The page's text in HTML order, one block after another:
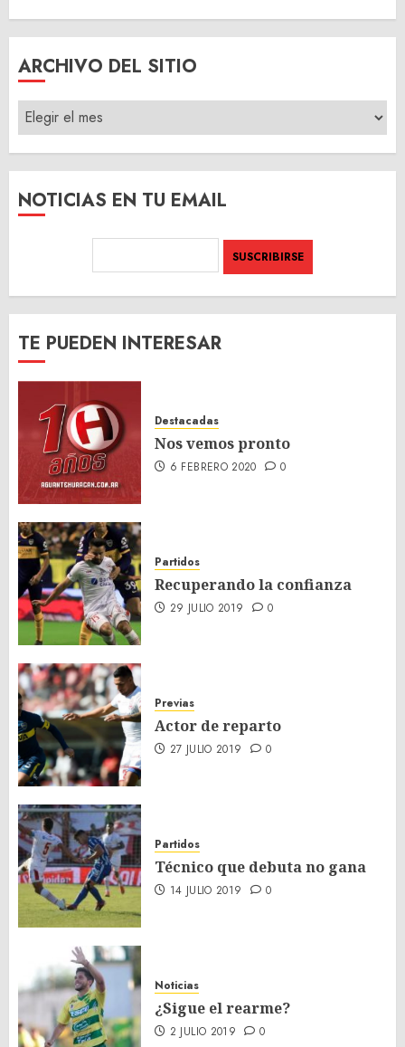
ARCHIVO DEL SITIO
ARCHIVO
DEL
SITIO
NOTICIAS EN TU EMAIL
TE PUEDEN INTERESAR
Destacadas
Nos vemos pronto
6 FEBRERO 2020 0
Partidos
Recuperando la confianza
29 JULIO 2019 0
Previas
Actor de reparto
27 JULIO 2019 0
Partidos
Técnico que debuta no gana
14 JULIO 2019 0
Noticias
¿Sigue el rearme?
2 JULIO 2019 0